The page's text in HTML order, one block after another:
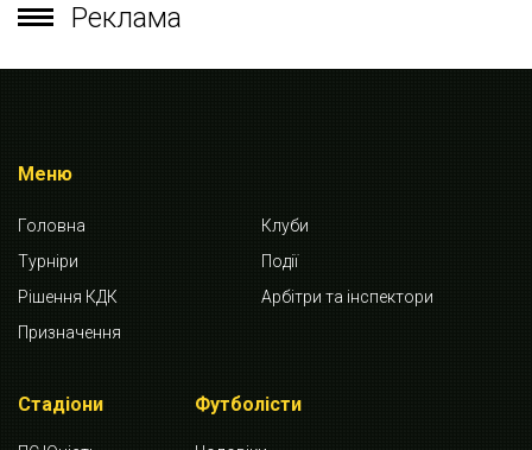
Реклама
Меню
Головна
Клуби
Турніри
Події
Рішення КДК
Арбітри та інспектори
Призначення
Стадіони Футболісти